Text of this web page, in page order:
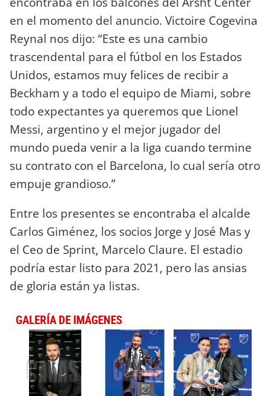
en el momento del anuncio. Victoire Cogevina
Reynal nos dijo: “Este es una cambio
trascendental para el fútbol en los Estados
Unidos, estamos muy felices de recibir a
Beckham y a todo el equipo de Miami, sobre
todo expectantes ya queremos que Lionel
Messi, argentino y el mejor jugador del
mundo pueda venir a la liga cuando termine
su contrato con el Barcelona, lo cual sería otro
empuje grandioso.”
Entre los presentes se encontraba el alcalde
Carlos Giménez, los socios Jorge y José Mas y
el Ceo de Sprint, Marcelo Claure. El estadio
podría estar listo para 2021, pero las ansias
de gloria están ya listas.
GALERÍA DE IMÁGENES